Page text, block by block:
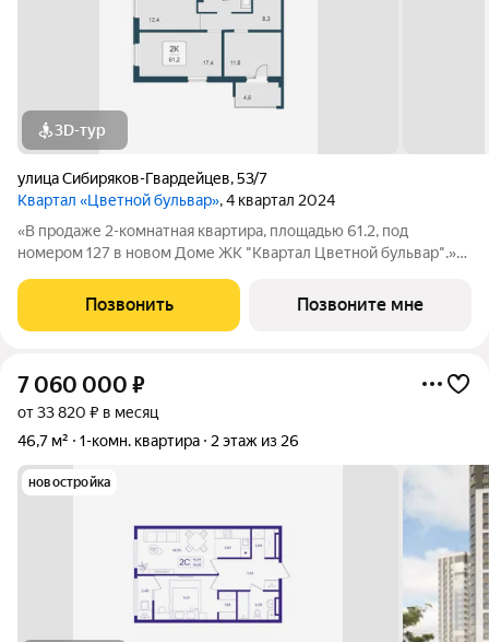
3D-тур
улица Сибиряков-Гвардейцев,53/7
Квартал «Цветной бульвар», 4 квартал 2024
«В продаже 2-комнатная квартира, площадью 61.2, под
номером 127 в новом Доме ЖК "Квартал Цветной бульвар".»
Гвардейцев, в 10 минутах от СТЦ Мега. В окружении квартала
две лесные аллеи, с
Позвонить Позвоните мне
7 060 000 ₽
от 33 820 ₽ в месяц
46,7 м²
1-комн. квартира 2 этаж из 26
новостройка